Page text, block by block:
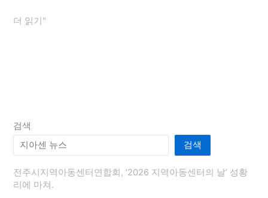
의
더 읽기"
검색
검색
전주시지역아동센터연합회, ‘2026 지역아동센터의 날’ 성황
리에 마쳐.